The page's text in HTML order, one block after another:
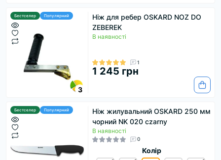
Бестселер Популярний
3
Ніж для ребер OSKARD NOZ DO
ZEBEREK
В наявності
1
1 245 грн
Бестселер Популярний
Ніж жилувальний OSKARD 250 мм
чорний NK 020 czarny
В наявності
0
Колір